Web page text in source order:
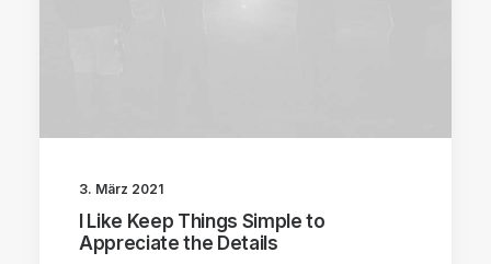
3. März 2021
I Like Keep Things Simple to
Appreciate the Details